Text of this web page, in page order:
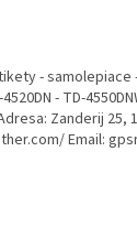
-
- TD-
Zanderij 25,
Email: